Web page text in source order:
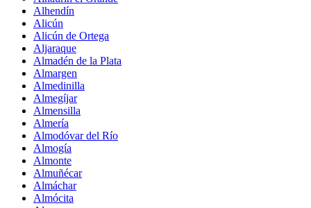
Alhendín
Alicún
Alicún de Ortega
Aljaraque
Almadén de la Plata
Almargen
Almedinilla
Almegíjar
Almensilla
Almería
Almodóvar del Río
Almogía
Almonte
Almuñécar
Almáchar
Almócita